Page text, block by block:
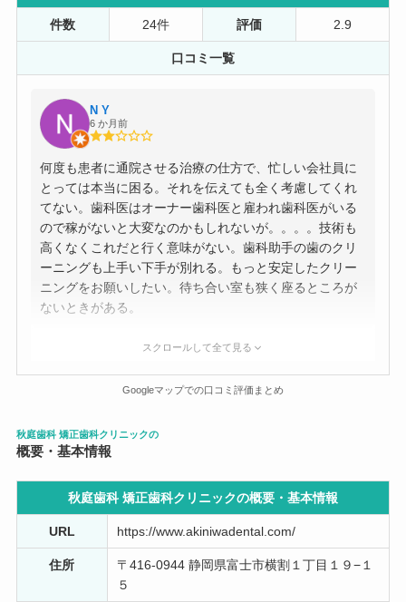
件数 24件 評価 2.9
口コミ一覧
スクロールして全て見る
N Y
6 か月前
何度も患者に通院させる治療の仕方で、忙しい会社員に
とっては本当に困る。それを伝えても全く考慮してくれ
てない。歯科医はオーナー歯科医と雇われ歯科医がいる
ので稼がないと大変なのかもしれないが。。。。技術も
高くなくこれだと行く意味がない。歯科助手の歯のクリ
ーニングも上手い下手が別れる。もっと安定したクリー
ニングをお願いしたい。待ち合い室も狭く座るところが
ないときがある。
て、マースピースが必要になりこちらの歯医者さんで作
って頂きました。型をとって作るので世界に一つ、自分
りました。子どもの歯は成長しますので定期検診の時に
持参するとつけ心地を確認してくれます。型どりしてつ
くるため、ずれないしつけ心地は良いそうです。
kwbt1111
10 か月前
Googleマップでの口コミ評価まとめ
秋庭歯科 矯正歯科クリニックの
概要・基本情報
秋庭歯科 矯正歯科クリニックの概要・ 基本情報
URL https://www.akiniwadental.com/
住所
〒416-0944 静岡県富士市横割１丁目１９−１
５